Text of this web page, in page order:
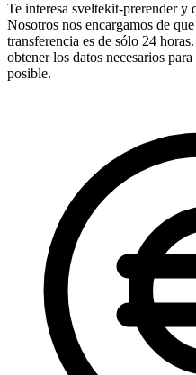
Te interesa sveltekit-prerender y
Nosotros nos encargamos de
transferencia es de sólo 24
obtener los datos necesarios
posible.